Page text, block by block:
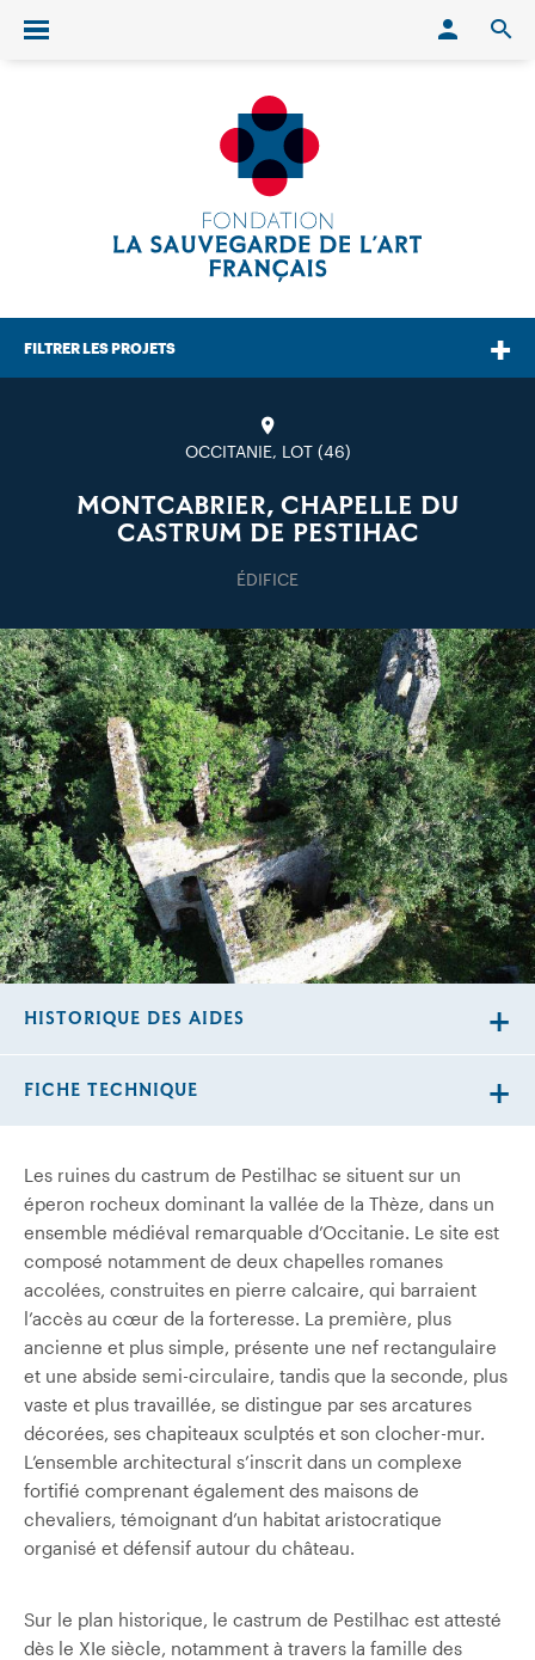
Ouvrir/fermer le menu
FILTRER LES PROJETS
OCCITANIE, LOT (46)
MONTCABRIER, CHAPELLE DU
CASTRUM DE PESTIHAC
ÉDIFICE
Les ruines du castrum de Pestilhac se situent sur un
éperon rocheux dominant la vallée de la Thèze, dans un
ensemble médiéval remarquable d’Occitanie. Le site est
composé notamment de deux chapelles romanes
accolées, construites en pierre calcaire, qui barraient
l’accès au cœur de la forteresse. La première, plus
ancienne et plus simple, présente une nef rectangulaire
et une abside semi-circulaire, tandis que la seconde, plus
vaste et plus travaillée, se distingue par ses arcatures
décorées, ses chapiteaux sculptés et son clocher-mur.
L’ensemble architectural s’inscrit dans un complexe
fortifié comprenant également des maisons de
chevaliers, témoignant d’un habitat aristocratique
organisé et défensif autour du château.
Sur le plan historique, le castrum de Pestilhac est attesté
dès le XIe siècle, notamment à travers la famille des
HISTORIQUE DES AIDES
FICHE TECHNIQUE